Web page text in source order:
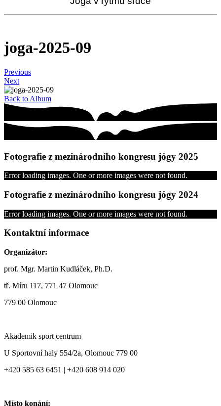
joga-2025-09
Previous
Next
Back to Album
Fotografie z mezinárodního kongresu jógy 2025
Error loading images. One or more images were not found.
Fotografie z mezinárodního kongresu jógy 2024
Error loading images. One or more images were not found.
Kontaktní informace
Organizátor:
prof. Mgr. Martin Kudláček, Ph.D.
tř. Míru 117, 771 47 Olomouc
779 00 Olomouc
Akademik sport centrum
U Sportovní haly 554/2a, Olomouc 779 00
+420 585 63 6451 | +420 608 914 020
Místo konání: